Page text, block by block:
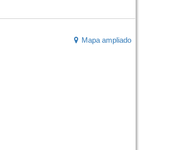
Mapa ampliado